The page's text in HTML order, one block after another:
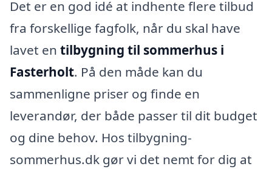
Det er en god idé at indhente flere tilbud
fra forskellige fagfolk, når du skal have
lavet en tilbygning til sommerhus i
Fasterholt. På den måde kan du
sammenligne priser og finde en
leverandør, der både passer til dit budget
og dine behov. Hos tilbygning-
sommerhus.dk gør vi det nemt for dig at